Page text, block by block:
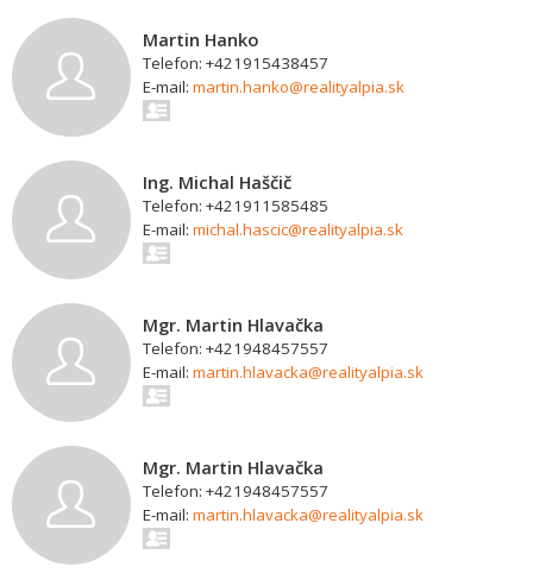
Martin Hanko
Telefon: +421915438457
E-mail: martin.hanko@realityalpia.sk
Ing. Michal Haščič
Telefon: +421911585485
E-mail: michal.hascic@realityalpia.sk
Mgr. Martin Hlavačka
Telefon: +421948457557
E-mail: martin.hlavacka@realityalpia.sk
Mgr. Martin Hlavačka
Telefon: +421948457557
E-mail: martin.hlavacka@realityalpia.sk